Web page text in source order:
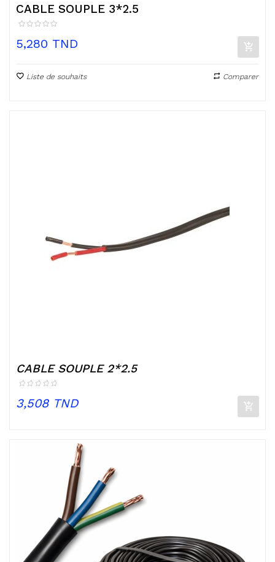
CABLE SOUPLE 3*2.5
Prix
5,280 TND
Liste de souhaits Comparer
CABLE SOUPLE 2*2.5
Prix
3,508 TND